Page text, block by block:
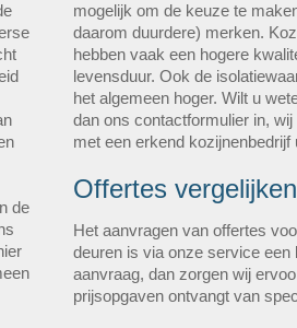
de
mogelijk om de keuze te
daarom duurdere) merken.
hebben vaak een hogere
levensduur. Ook de
het algemeen hoger. Wilt u
dan ons contactformulier in,
met een erkend kozijnenbedrijf
Offertes vergelijken
Het aanvragen van offertes
deuren is via onze service
aanvraag, dan zorgen wij
prijsopgaven ontvangt van